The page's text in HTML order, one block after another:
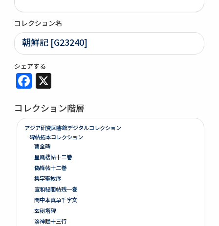
コレクション名
朝鮮記 [G23240]
シェアする
Facebook
コレクション階層
アジア研究図書館デジタルコレクション
碑帖拓本コレクション
曹全碑
星鳳楼帖十二巻
偽絳帖十二巻
集字聖教序
宣和秘閣帖残一巻
関中本真草千字文
玄秘塔碑
洛神賦十三行